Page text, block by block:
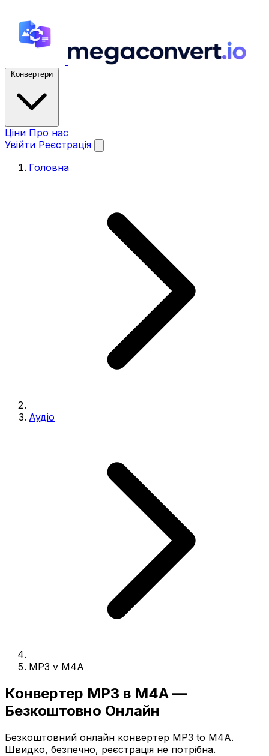
Конвертери
Ціни Про нас
Увійти Реєстрація
Головна
Аудіо
MP3 v M4A
Конвертер MP3 в M4A —
Безкоштовно Онлайн
Безкоштовний онлайн конвертер MP3 to M4A.
Швидко, безпечно, реєстрація не потрібна.